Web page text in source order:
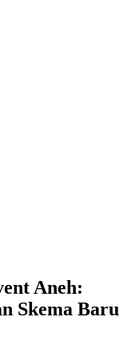
Aneh:
Skema Baru